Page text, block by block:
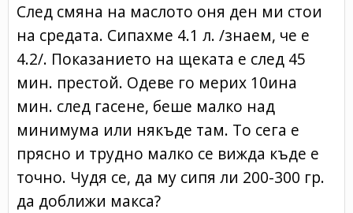
След смяна на маслото оня ден ми стои
на средата. Сипахме 4.1 л. /знаем, че е
4.2/. Показанието на щеката е след 45
мин. престой. Одеве го мерих 10ина
мин. след гасене, беше малко над
минимума или някъде там. То сега е
прясно и трудно малко се вижда къде е
точно. Чудя се, да му сипя ли 200-300 гр.
да доближи макса?